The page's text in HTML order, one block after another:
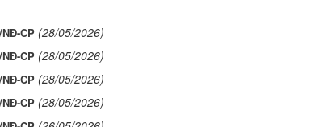
CP (28/05/2026)
CP (28/05/2026)
CP (28/05/2026)
CP (28/05/2026)